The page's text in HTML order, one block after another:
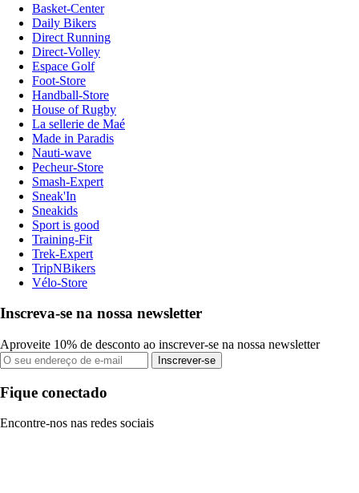
Basket-Center
Daily Bikers
Direct Running
Direct-Volley
Espace Golf
Foot-Store
Handball-Store
House of Rugby
La sellerie de Maé
Made in Paradis
Nauti-wave
Pecheur-Store
Smash-Expert
Sneak'In
Sneakids
Sport is good
Training-Fit
Trek-Expert
TripNBikers
Vélo-Store
Inscreva-se na nossa newsletter
Aproveite 10% de desconto ao inscrever-se na nossa newsletter
Inscrever-se
Fique conectado
Encontre-nos nas redes sociais